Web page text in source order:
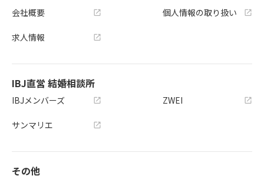
会社概要
求人情報
個人情報の取り扱い
IBJ直営 結婚相談所
IBJメンバーズ
サンマリエ
ZWEI
その他